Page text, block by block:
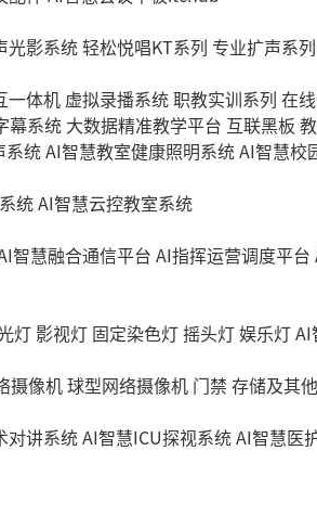
光影系统轻松悦唱KT系列 专业扩声系列
一体机 虚拟录播系统职教实训系列 在
幕系统 大数据精准教学平台 互联黑板
系统AI智慧教室健康照明系统AI智慧校
统AI智慧云控教室系统
智慧融合通信平台 AI指挥运营调度平台
灯 影视灯 固定染色灯摇头灯娱乐灯AI
摄像机球型网络摄像机 门禁 存储及其
对讲系统AI智慧ICU探视系统AI智慧医